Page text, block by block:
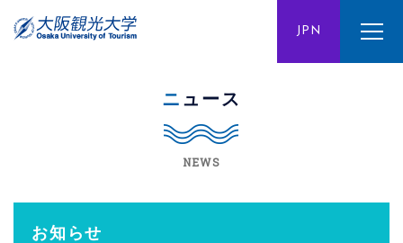
JPN
ENG CHN
ニュース
NEWS
お知らせ